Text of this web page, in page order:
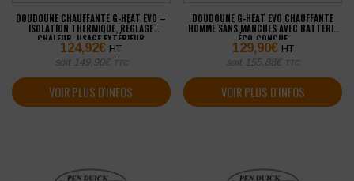
DOUDOUNE CHAUFFANTE G-HEAT EVO –
ISOLATION THERMIQUE, RÉGLAGE
CHALEUR, USAGE EXTÉRIEUR
124,92€ HT
soit 149,90€ TTC
VOIR PLUS D'INFOS
DOUDOUNE G-HEAT EVO CHAUFFANTE
HOMME SANS MANCHES AVEC BATTERIE
ÉCO-CONÇUE
129,90€ HT
soit 155,88€ TTC
VOIR PLUS D'INFOS